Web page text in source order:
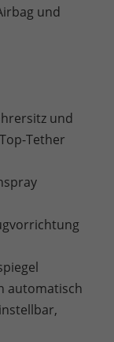
und
und
Tether
automatisch